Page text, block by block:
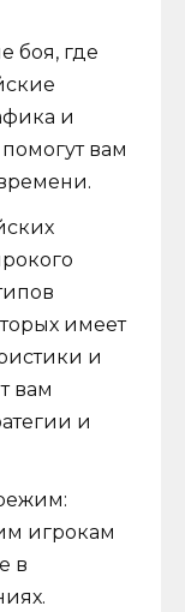
боя, где
и
вам
имеет
и
вам
и
игрокам
в